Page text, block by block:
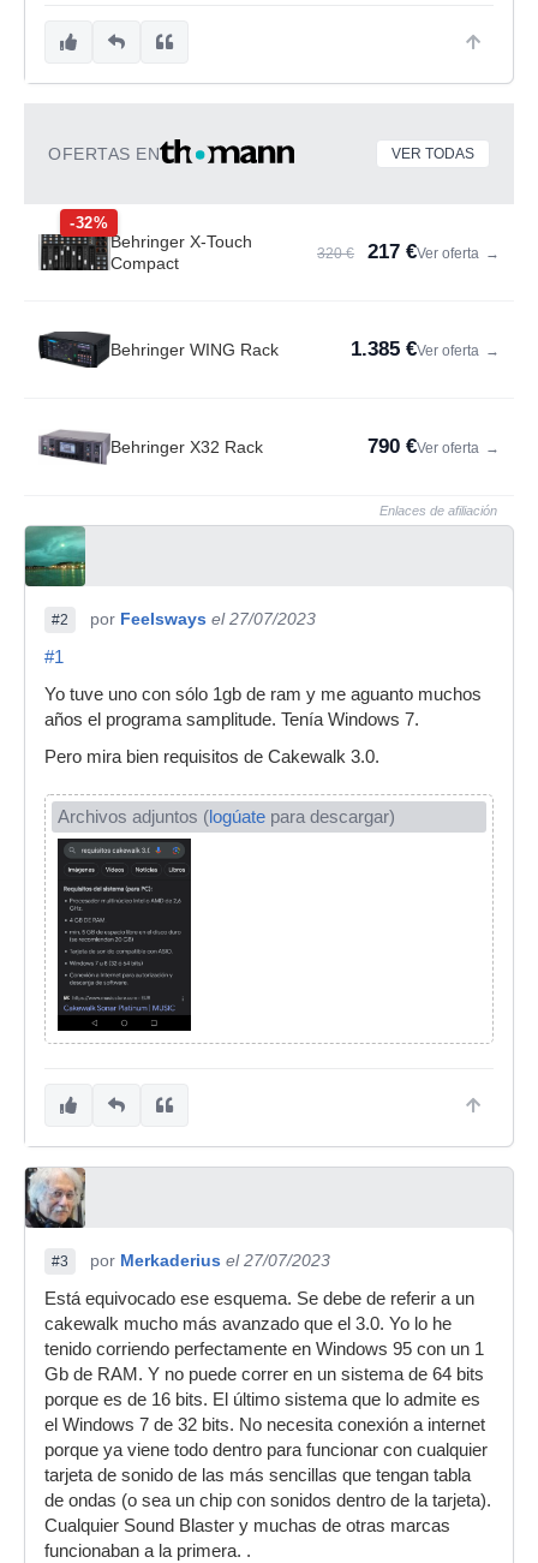
OFERTAS EN VER TODAS
-32%
Behringer X-Touch
Compact
320 € 217 €Ver oferta →
Behringer WING Rack 1.385 €Ver oferta →
Behringer X32 Rack 790 €Ver oferta →
Enlaces de afiliación
#2 por Feelsways el 27/07/2023
#1
Yo tuve uno con sólo 1gb de ram y me aguanto muchos
años el programa samplitude. Tenía Windows 7.
Pero mira bien requisitos de Cakewalk 3.0.
Archivos adjuntos (logúate para descargar)
#3 por Merkaderius el 27/07/2023
Está equivocado ese esquema. Se debe de referir a un
cakewalk mucho más avanzado que el 3.0. Yo lo he
tenido corriendo perfectamente en Windows 95 con un 1
Gb de RAM. Y no puede correr en un sistema de 64 bits
porque es de 16 bits. El último sistema que lo admite es
el Windows 7 de 32 bits. No necesita conexión a internet
porque ya viene todo dentro para funcionar con cualquier
tarjeta de sonido de las más sencillas que tengan tabla
de ondas (o sea un chip con sonidos dentro de la tarjeta).
Cualquier Sound Blaster y muchas de otras marcas
funcionaban a la primera. .